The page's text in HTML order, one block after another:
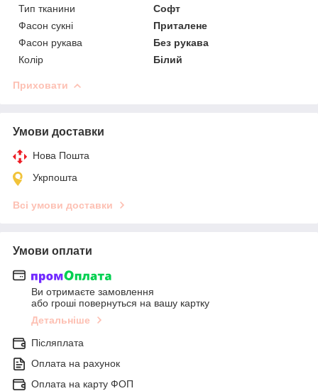
Тип тканини
Софт
Фасон сукні
Приталене
Фасон рукава
Без рукава
Колір
Білий
Приховати
Умови доставки
Нова Пошта
Укрпошта
Всі умови доставки
Умови оплати
Ви отримаєте замовлення
або гроші повернуться на вашу картку
Детальніше
Післяплата
Оплата на рахунок
Оплата на карту ФОП